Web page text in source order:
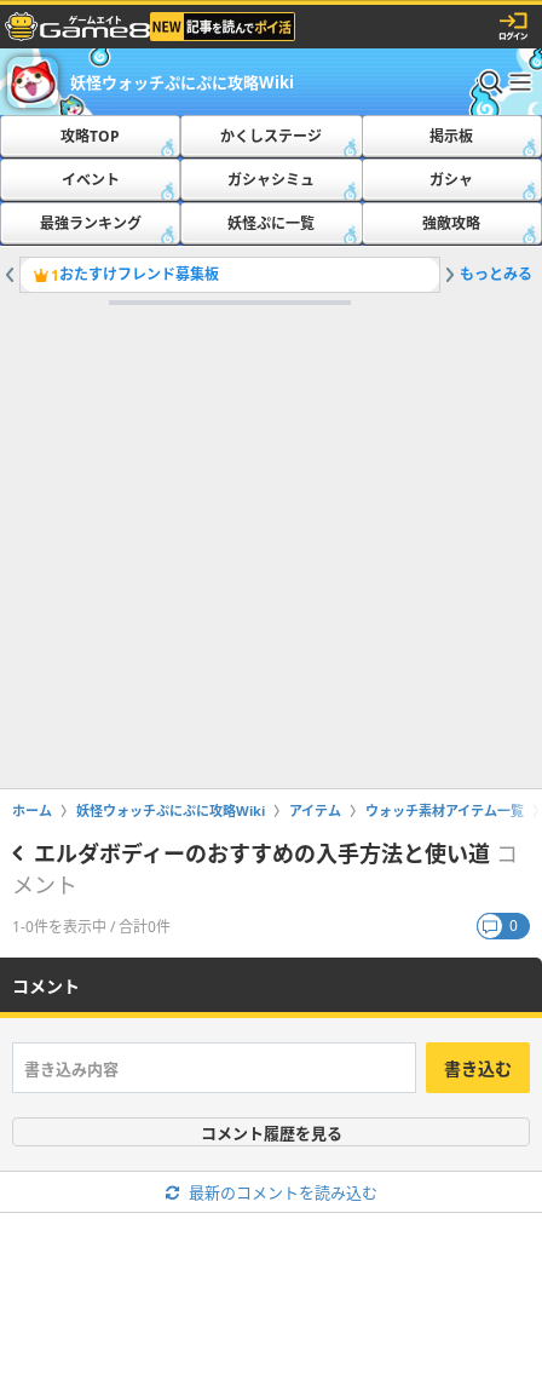
妖怪ウォッチぷにぷに攻略Wiki
攻略TOP かくしステージ 掲示板
イベント ガシャシミュ ガシャ
最強ランキング 妖怪ぷに一覧 強敵攻略
1おたすけフレンド募集板 2ともだ
もっとみる
ホーム 妖怪ウォッチぷにぷに攻略Wiki アイテム ウォッチ素材アイテム一覧
エルダボディーのおすすめの入手方法と使い道 コ
メント
1-0件を表示中 / 合計0件 0
コメント
書き込む
コメント履歴を見る
最新のコメントを読み込む